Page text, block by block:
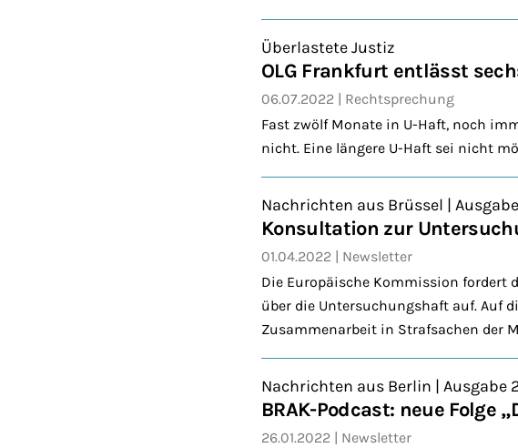
Überlastete Justiz
OLG Frankfurt entlässt
06.07.2022
Rechtsprechung
Fast zwölf Monate in U-Haft, noch
nicht. Eine längere U-Haft sei nicht
Nachrichten aus Brüssel |
Konsultation zur
01.04.2022
Newsletter
Die Europäische Kommission fordert
über die Untersuchungshaft auf. Auf
Zusammenarbeit in Strafsachen der
Nachrichten aus Berlin | Ausgabe
BRAK-Podcast: neue Folge
26.01.2022
Newsletter